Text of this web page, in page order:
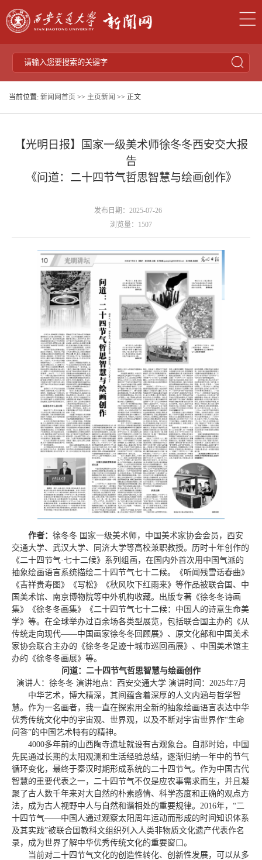
当前位置: 新闻网首页 >> 主页新闻 >> 正文
【光明日报】国家一级美术师徐冬冬西安交大报
告
《问道：二十四节气哲思智慧与绘画创作》
发布日期：2025-07-26
浏览量： 1507
作者： 徐冬冬 国家一级美术师，中国美术家协会会员，西安
交通大学、武汉大学、同济大学等高校兼职教授。历时十年创作的
《二十四节气·七十二候》系列组画，在国内外首次用中国气派的
抽象绘画语言系统描绘二十四节气七十二候。《听闻残雪话春曲》
《吉祥贵寿图》《写松》《秋风吹下红雨来》等作品被联合国、中
国美术馆、南京博物院等中外机构收藏。出版专著《徐冬冬诗画
集》《徐冬冬画集》《二十四节气七十二候：中国人的诗意生命美
学》等。在全球举办过百余场各类型展览，包括联合国主办的《从
传统走向现代——中国画家徐冬冬回顾展》、原文化部和中国美术
家协会联合主办的《徐冬冬足迹十城市巡回画展》、中国美术馆主
办的《徐冬冬画展》等。
问道：二十四节气哲思智慧与绘画创作
演讲人：徐冬冬 演讲地点：西安交通大学 演讲时间：2025年7月
中华艺术，博大精深，其间蕴含着深厚的人文内涵与哲学智
慧。作为一名画者，我一直在探索用全新的抽象绘画语言表达中华
优秀传统文化中的宇宙观、世界观，以及不断对宇宙世界作“生命
问答”的中国艺术特有的精神。
4000多年前的山西陶寺遗址就设有古观象台。自那时始，中国
先民通过长期的太阳观测和生活经验总结，逐渐归纳一年中的节气
循环变化，最终于秦汉时期形成系统的二十四节气。作为中国古代
智慧的重要代表之一，二十四节气不仅是应农事需求而生，并且凝
聚了古人数千年来对大自然的朴素感情、科学态度和正确的观点方
法，成为古人视野中人与自然和谐相处的重要规律。2016年，“二
十四节气——中国人通过观察太阳周年运动而形成的时间知识体系
及其实践”被联合国教科文组织列入人类非物质文化遗产代表作名
录，成为世界了解中华优秀传统文化的重要窗口。
当前对二十四节气文化的创造性转化、创新性发展，可以从多